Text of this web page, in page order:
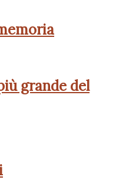
grande del